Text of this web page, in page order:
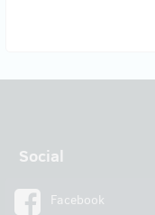
Social
Facebook